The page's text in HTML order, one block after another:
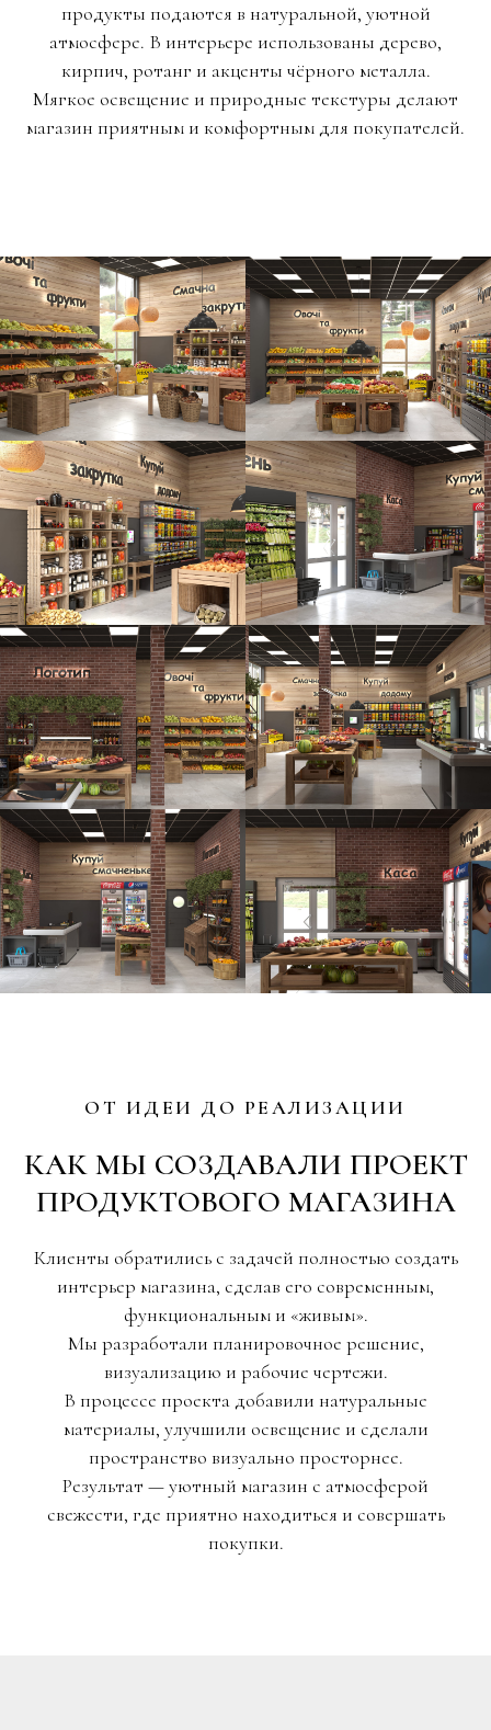
продукты подаются в натуральной, уютной
атмосфере. В интерьере использованы дерево,
кирпич, ротанг и акценты чёрного металла.
Мягкое освещение и природные текстуры делают
магазин приятным и комфортным для покупателей.
ОТ ИДЕИ ДО РЕАЛИЗАЦИИ
КАК МЫ СОЗДАВАЛИ ПРОЕКТ
ПРОДУКТОВОГО МАГАЗИНА
Клиенты обратились с задачей полностью создать
интерьер магазина, сделав его современным,
функциональным и «живым».
Мы разработали планировочное решение,
визуализацию и рабочие чертежи.
В процессе проекта добавили натуральные
материалы, улучшили освещение и сделали
пространство визуально просторнее.
Результат — уютный магазин с атмосферой
свежести, где приятно находиться и совершать
покупки.